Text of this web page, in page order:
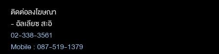
ติดต่อลงโฆษณา
- อัลเลียซ สะอิ
02-338-3561
Mobile : 087-519-1379